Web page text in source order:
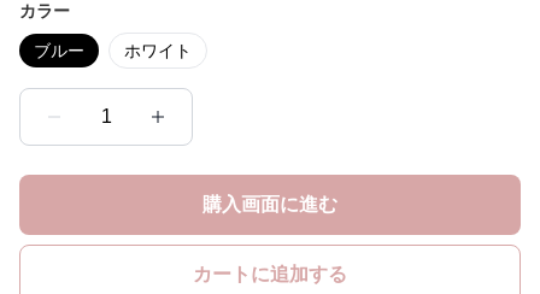
カラー
ブルー ホワイト
1
購入画面に進む
カートに追加する